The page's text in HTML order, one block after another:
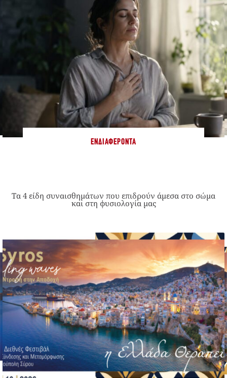
ΕΝΔΙΑΦΈΡΟΝΤΑ
Τα 4 είδη συναισθημάτων που επιδρούν άμεσα στο σώμα
και στη φυσιολογία μας